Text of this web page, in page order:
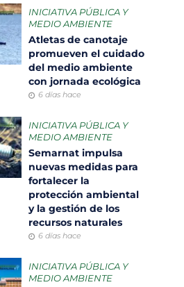
INICIATIVA PÚBLICA Y
MEDIO AMBIENTE
Atletas de canotaje
promueven el cuidado
del medio ambiente
con jornada ecológica
6 días hace
INICIATIVA PÚBLICA Y
MEDIO AMBIENTE
Semarnat impulsa
nuevas medidas para
fortalecer la
protección ambiental
y la gestión de los
recursos naturales
6 días hace
INICIATIVA PÚBLICA Y
MEDIO AMBIENTE